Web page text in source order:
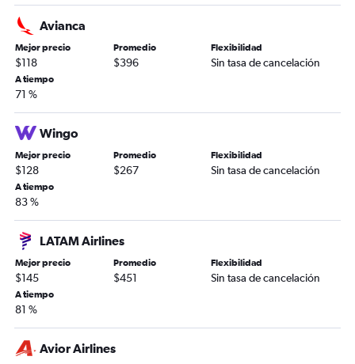
Avianca
Mejor precio
$118
Promedio
$396
Flexibilidad
Sin tasa de cancelación
A tiempo
71 %
Wingo
Mejor precio
$128
Promedio
$267
Flexibilidad
Sin tasa de cancelación
A tiempo
83 %
LATAM Airlines
Mejor precio
$145
Promedio
$451
Flexibilidad
Sin tasa de cancelación
A tiempo
81 %
Avior Airlines